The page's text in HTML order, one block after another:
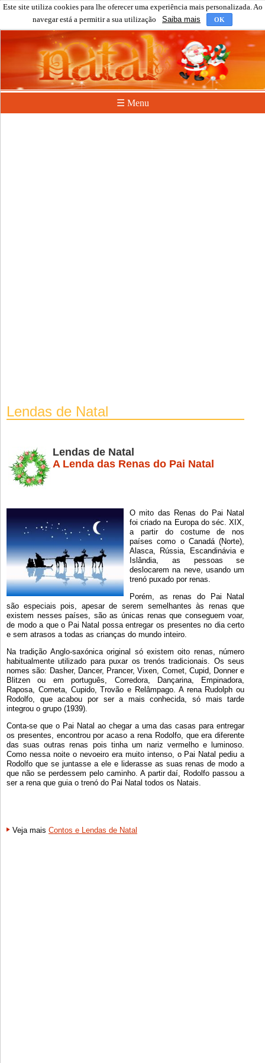
Este site utiliza cookies para lhe oferecer uma experiência mais personalizada. Ao
navegar está a permitir a sua utilização
Saiba mais OK
☰ Menu
Lendas de Natal
Lendas de Natal
A Lenda das Renas do Pai Natal
O mito das Renas do Pai Natal
foi criado na Europa do séc. XIX,
a partir do costume de nos
países como o Canadá (Norte),
Alasca, Rússia, Escandinávia e
Islândia, as pessoas se
deslocarem na neve, usando um
trenó puxado por renas.
Porém, as renas do Pai Natal
são especiais pois, apesar de serem semelhantes às renas que
existem nesses países, são as únicas renas que conseguem voar,
de modo a que o Pai Natal possa entregar os presentes no dia certo
e sem atrasos a todas as crianças do mundo inteiro.
Na tradição Anglo-saxónica original só existem oito renas, número
habitualmente utilizado para puxar os trenós tradicionais. Os seus
nomes são: Dasher, Dancer, Prancer, Vixen, Comet, Cupid, Donner e
Blitzen ou em português, Corredora, Dançarina, Empinadora,
Raposa, Cometa, Cupido, Trovão e Relâmpago. A rena Rudolph ou
Rodolfo, que acabou por ser a mais conhecida, só mais tarde
integrou o grupo (1939).
Conta-se que o Pai Natal ao chegar a uma das casas para entregar
os presentes, encontrou por acaso a rena Rodolfo, que era diferente
das suas outras renas pois tinha um nariz vermelho e luminoso.
Como nessa noite o nevoeiro era muito intenso, o Pai Natal pediu a
Rodolfo que se juntasse a ele e liderasse as suas renas de modo a
que não se perdessem pelo caminho. A partir daí, Rodolfo passou a
ser a rena que guia o trenó do Pai Natal todos os Natais.
Veja mais Contos e Lendas de Natal